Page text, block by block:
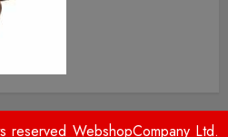
WebshopCompany Ltd.